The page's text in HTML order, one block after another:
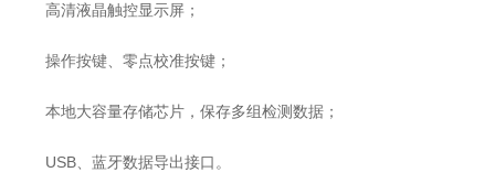
高清液晶触控显示屏；
操作按键、零点校准按键；
本地大容量存储芯片，保存多组检测数据；
USB、蓝牙数据导出接口。